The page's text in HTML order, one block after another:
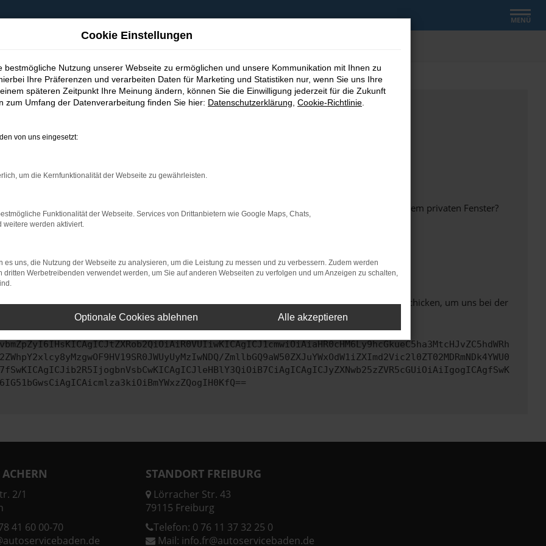
MENÜ
bestimmter Seiten verhindern. Funktioniert die Seite in einem anderen Browser oder in einem privaten Fenster?
beheben.
auf dem neuesten Stand sind.
kann auch dazu führen, dass bestimmte Funktionen nicht mehr unterstützt werden.
uns bitte. Wir werden versuchen, das Problem zu beheben. Du kannst uns diesen Text schicken, um uns bei der
ZmllbGQ9aW50ZXJuYWxOdW1iZXImd2Vic2l0ZT02MDRmNDk4YWU0
2/1
41 60 00-70
STANDORT FREIBURG
Lörracher Str. 43
79115 Freiburg
Telefon: 0 76 11 37 32 25 0
Mail: info.fr@autoservicebaden.de
Cookie Einstellungen
bestmögliche Nutzung unserer Webseite zu ermöglichen und unsere Kommunikation mit Ihnen zu
Ihre Präferenzen und verarbeiten Daten für Marketing und Statistiken nur, wenn Sie uns Ihre
späteren Zeitpunkt Ihre Meinung ändern, können Sie die Einwilligung jederzeit für die Zukunft
zum Umfang der Datenverarbeitung finden Sie hier: Datenschutzerklärung Cookie-Richtlinie
von uns eingesetzt:
um die Kernfunktionalität der Webseite zu gewährleisten.
Funktionalität der Webseite. Services von Drittanbietern wie Google Maps, Chats,
weitere werden aktiviert.
es uns, die Nutzung der Webseite zu analysieren, um die Leistung zu messen und zu verbessern. Zudem werden
dritten Werbetreibenden verwendet werden, um Sie auf anderen Webseiten zu verfolgen und um Anzeigen zu schalten,
Optionale Cookies ablehnen Alle akzeptieren